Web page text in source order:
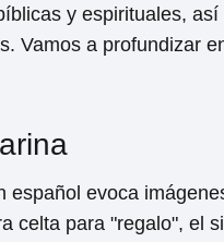
y espirituales,
Vamos a profundizar
español evoca
celta para "regalo", el